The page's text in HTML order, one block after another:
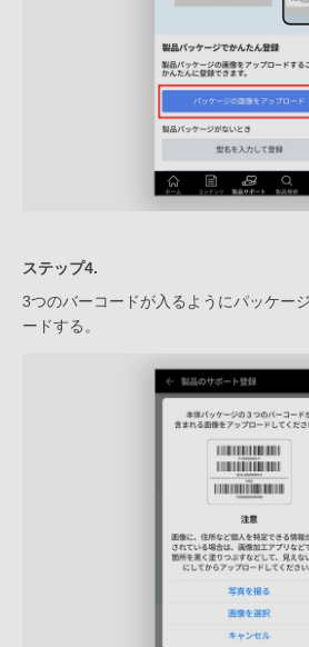
ステップ4.
3つのバーコードが入るようにパッケー
ードする。